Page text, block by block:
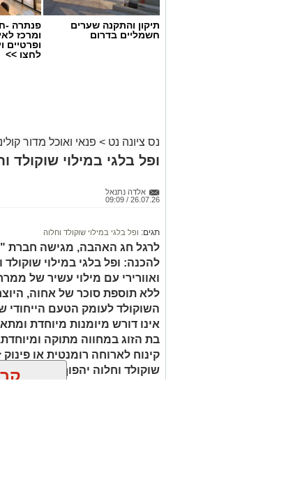
ai
מצרכים (ל-2 מנות)
4 ביצים
½ פלפל אדום, חתוך לקוביות
¼ פלפל ירוק, חתוך לקוביות
½ בצל קטן קצוץ דק (לא חובה)
2 כפות פטרוזיליה קצוצה
2 כפות עירית קצוצה
½ כפית פפריקה מתוקה
קורט כורכום (לצבע)
מלח ופלפל שחור לפי הטעם
כפית חמאה וכפית שמן זית
אופן ההכנה
תיקון והתקנה שערים
חשמליים בדרום
פנתרה -
ומרכז
ופרטיים
לחצו >>
נס ציונה נט > פנאי ואוכל מדור
ופל בלגי במילוי שוקולד
אלדה נתנאל
26.07.26 / 09:09
תגים: ופל בלגי במילוי שוקולד וחלוה
לרגל חג האהבה, מגישה חברת
להכנה: ופל בלגי במילוי
ואוורירי עם מילוי עשיר של
ללא תוספת סוכר של אחוה,
השוקולד לעומק הטעם הייחודי